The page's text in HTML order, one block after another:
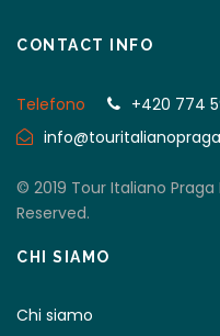
CONTACT INFO
Telefono
+420 774
© 2019 Tour Italiano Praga
Reserved.
CHI SIAMO
Chi siamo